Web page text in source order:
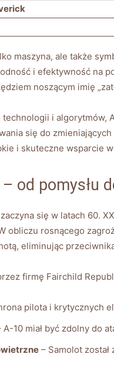
maszyna, ale ‌także⁤
i efektywność na
noszącym imię
i algorytmów,
się do
i skuteczne wsparcie
od⁤ pomysłu
się ⁢w‌ latach​ 60.
obliczu‍ rosnącego
eliminując
‌firmę Fairchild
pilota i krytycznych
A-10 miał być zdolny do
– ​Samolot